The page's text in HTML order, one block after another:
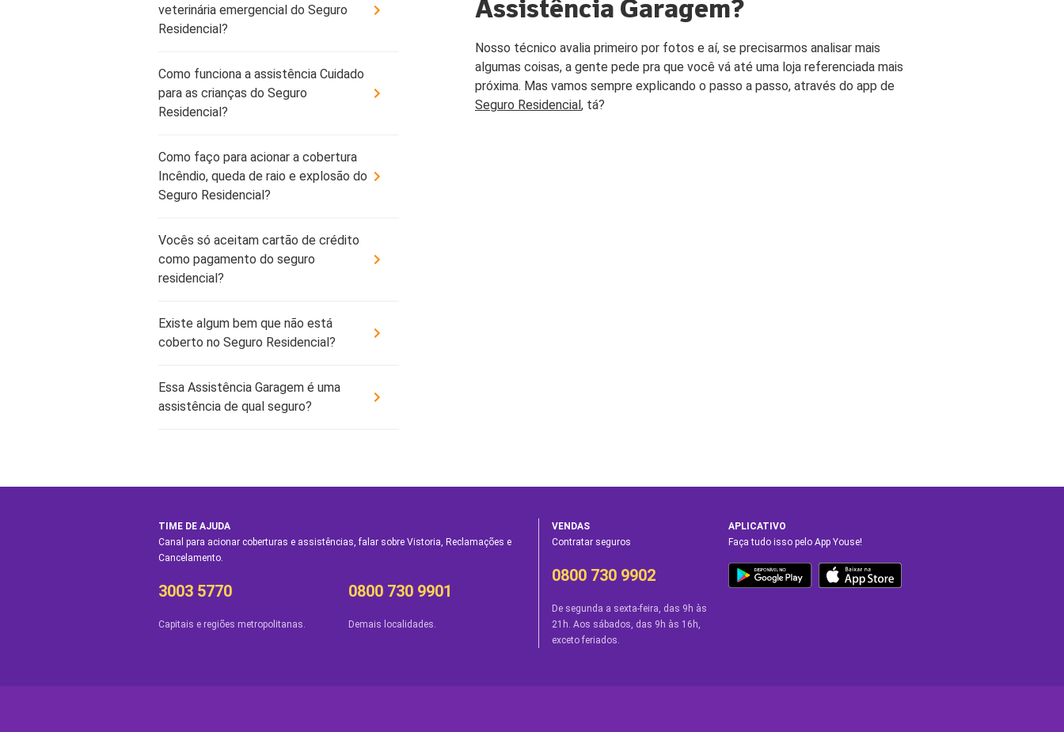
DÚVIDAS FREQUENTES
ATENDIMENTO
CONDIÇÕES GERAIS
OUVIDORIA
Coberturas e Assistências
Residencial
Seguro Residencial para Aluguel
veterinária emergencial do Seguro
Residencial?
Como funciona a assistência Cuidado
para as crianças do Seguro
Residencial?
Como faço para acionar a cobertura
Incêndio, queda de raio e explosão do
Seguro Residencial?
Vocês só aceitam cartão de crédito
como pagamento do seguro
residencial?
Existe algum bem que não está
coberto no Seguro Residencial?
Essa Assistência Garagem é uma
assistência de qual seguro?
Assistência Garagem?
Nosso técnico avalia primeiro por fotos e aí, se precisarmos analisar mais
algumas coisas, a gente pede pra que você vá até uma loja referenciada mais
próxima. Mas vamos sempre explicando o passo a passo, através do app de
Seguro Residencial, tá?
TIME DE AJUDA
Canal para acionar coberturas e assistências, falar sobre Vistoria, Reclamações e
Cancelamento.
3003 5770
Capitais e regiões metropolitanas.
0800 730 9901
Demais localidades.
VENDAS
Contratar seguros
0800 730 9902
De segunda a sexta-feira, das 9h às
21h. Aos sábados, das 9h às 16h,
exceto feriados.
APLICATIVO
Faça tudo isso pelo App Youse!